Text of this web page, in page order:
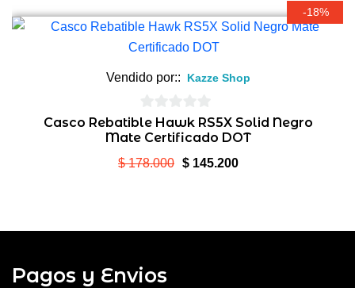
era:
$ 199.500.
es:
-18%
Vendido por:: Kazze Shop
0
de
5
Casco Rebatible Hawk RS5X Solid Negro
Mate Certificado DOT
$178.000 El
$ 145.200El
Pagos y Envios